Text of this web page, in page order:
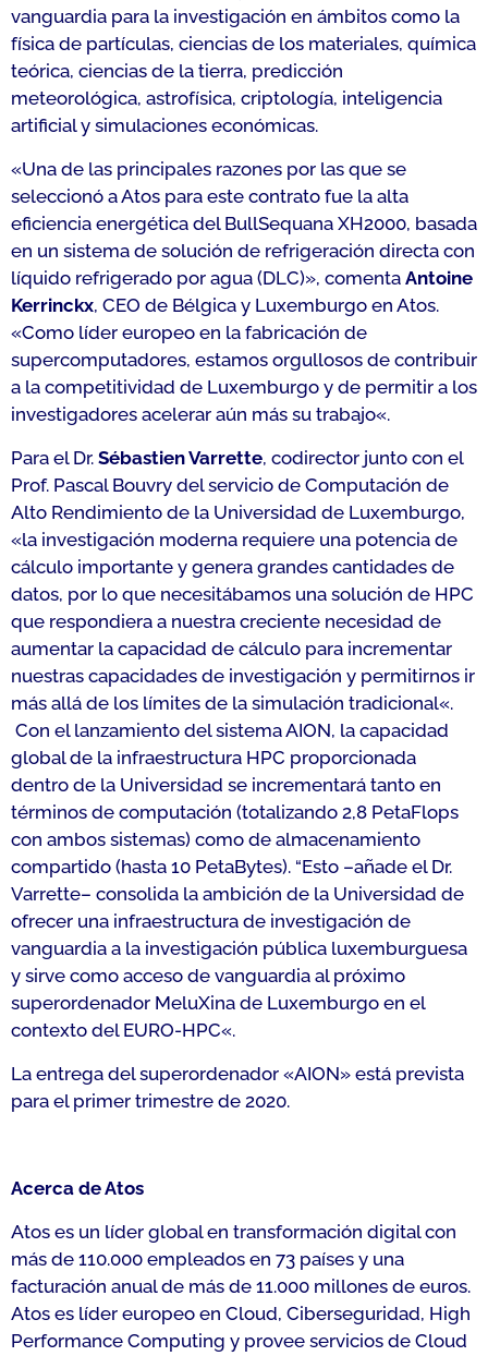
vanguardia para la investigación en ámbitos como la
física de partículas, ciencias de los materiales, química
teórica, ciencias de la tierra, predicción
meteorológica, astrofísica, criptología, inteligencia
artificial y simulaciones económicas.
«Una de las principales razones por las que se
seleccionó a Atos para este contrato fue la alta
eficiencia energética del BullSequana XH2000, basada
en un sistema de solución de refrigeración directa con
líquido refrigerado por agua (DLC)», comenta Antoine
Kerrinckx, CEO de Bélgica y Luxemburgo en Atos.
«Como líder europeo en la fabricación de
supercomputadores, estamos orgullosos de contribuir
a la competitividad de Luxemburgo y de permitir a los
investigadores acelerar aún más su trabajo«.
Para el Dr. Sébastien Varrette, codirector junto con el
Prof. Pascal Bouvry del servicio de Computación de
Alto Rendimiento de la Universidad de Luxemburgo,
«la investigación moderna requiere una potencia de
cálculo importante y genera grandes cantidades de
datos, por lo que necesitábamos una solución de HPC
que respondiera a nuestra creciente necesidad de
aumentar la capacidad de cálculo para incrementar
nuestras capacidades de investigación y permitirnos ir
más allá de los límites de la simulación tradicional«.
Con el lanzamiento del sistema AION, la capacidad
global de la infraestructura HPC proporcionada
dentro de la Universidad se incrementará tanto en
términos de computación (totalizando 2,8 PetaFlops
con ambos sistemas) como de almacenamiento
compartido (hasta 10 PetaBytes). “Esto –añade el Dr.
Varrette– consolida la ambición de la Universidad de
ofrecer una infraestructura de investigación de
vanguardia a la investigación pública luxemburguesa
y sirve como acceso de vanguardia al próximo
superordenador MeluXina de Luxemburgo en el
contexto del EURO-HPC«.
La entrega del superordenador «AION» está prevista
para el primer trimestre de 2020.
Acerca de Atos
Atos es un líder global en transformación digital con
más de 110.000 empleados en 73 países y una
facturación anual de más de 11.000 millones de euros.
Atos es líder europeo en Cloud, Ciberseguridad, High
Performance Computing y provee servicios de Cloud